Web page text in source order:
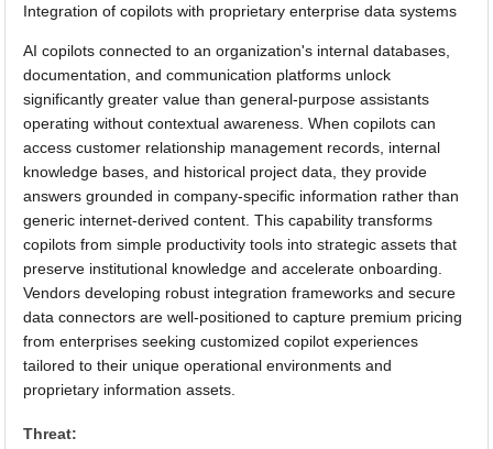
Integration of copilots with proprietary enterprise data systems
AI copilots connected to an organization's internal databases,
documentation, and communication platforms unlock
significantly greater value than general-purpose assistants
operating without contextual awareness. When copilots can
access customer relationship management records, internal
knowledge bases, and historical project data, they provide
answers grounded in company-specific information rather than
generic internet-derived content. This capability transforms
copilots from simple productivity tools into strategic assets that
preserve institutional knowledge and accelerate onboarding.
Vendors developing robust integration frameworks and secure
data connectors are well-positioned to capture premium pricing
from enterprises seeking customized copilot experiences
tailored to their unique operational environments and
proprietary information assets.
Threat: